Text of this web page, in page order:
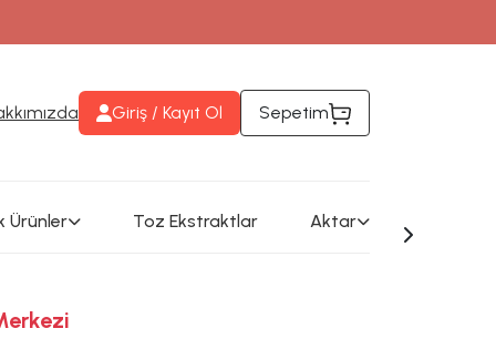
Giriş / Kayıt Ol Sepetim
Ürünler Toz Ekstraktlar Aktar